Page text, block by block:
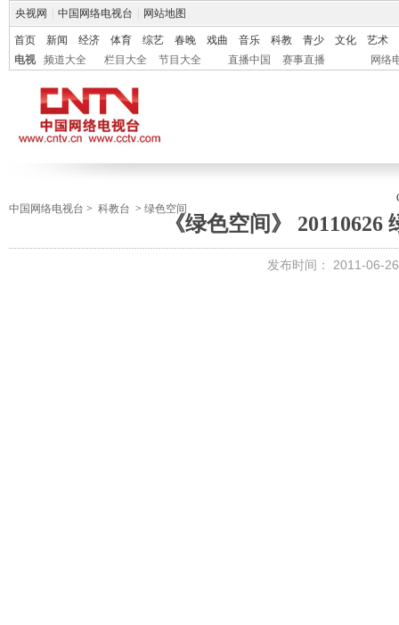
央视网 中国网络电视台 网站地图
首页 新闻 经济 体育 综艺 春晚 戏曲 音乐 科教 青少 文化
艺术
电视
频道大全 栏目大全 节目大全 直播中国 赛事直播 网络
中国网络电视台 > 科教台 > 绿色空间
《绿色空间》 20110626
发布时间： 2011-06-